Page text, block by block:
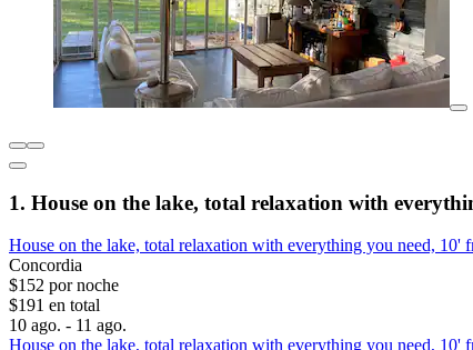
1. House on the lake, total relaxation with
House on the lake, total relaxation with everything you need, 10'
Concordia
$152 por noche
$191 en total
10 ago. - 11 ago.
House on the lake, total relaxation with everything you need, 10'